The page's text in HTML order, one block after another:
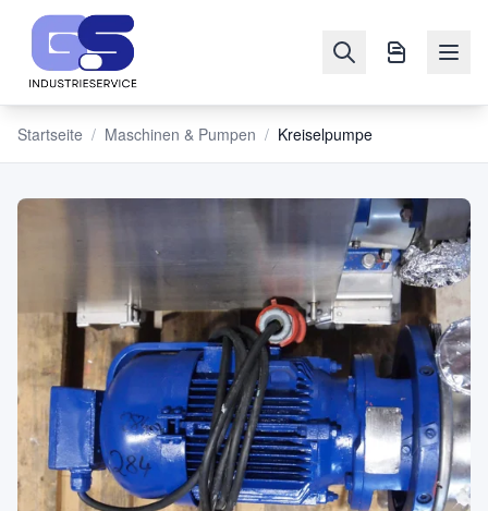
Maschinen
&
Pumpen
Verkaufen
Blog
Startseite / Maschinen & Pumpen / Kreiselpumpe